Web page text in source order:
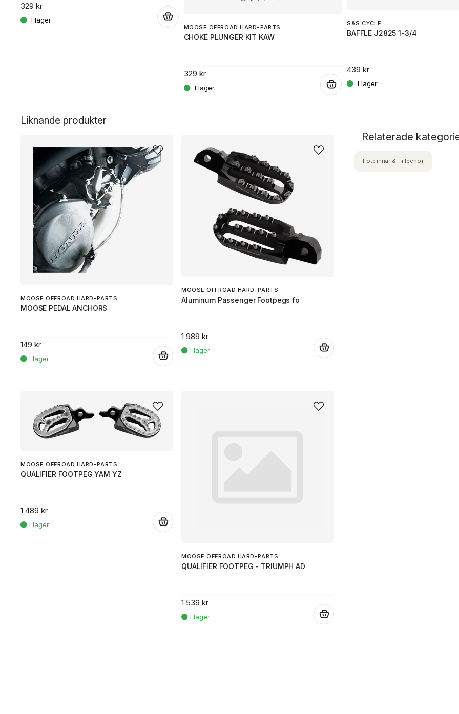
329 kr
MOOSE OFFROAD HARD-PARTS
CHOKE PLUNGER KIT KAW
329 kr
S&S CYCLE
BAFFLE J2825 1-3/4
439 kr
Liknande produkter
MOOSE OFFROAD HARD-PARTS
MOOSE PEDAL ANCHORS
149 kr
MOOSE OFFROAD HARD-PARTS
Aluminum Passenger Footpegs fo
1 989 kr
MOOSE OFFROAD HARD-PARTS
QUALIFIER FOOTPEG YAM YZ
1 489 kr
MOOSE OFFROAD HARD-PARTS
QUALIFIER FOOTPEG - TRIUMPH AD
1 539 kr
Relaterade
Fotpinnar & Tillbehör